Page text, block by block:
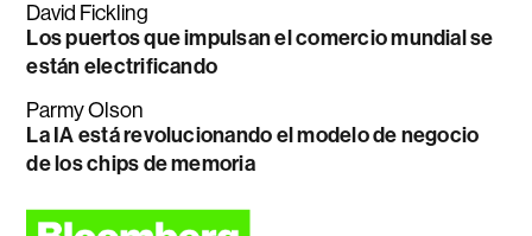
David Fickling
Los puertos que impulsan el comercio mundial se
están electrificando
Parmy Olson
La IA está revolucionando el modelo de negocio
de los chips de memoria